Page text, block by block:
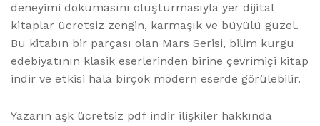
deneyimi dokumasını oluşturmasıyla yer dijital
kitaplar ücretsiz zengin, karmaşık ve büyülü güzel.
Bu kitabın bir parçası olan Mars Serisi, bilim kurgu
edebiyatının klasik eserlerinden birine çevrimiçi kitap
indir ve etkisi hala birçok modern eserde görülebilir.
Yazarın aşk ücretsiz pdf indir ilişkiler hakkında